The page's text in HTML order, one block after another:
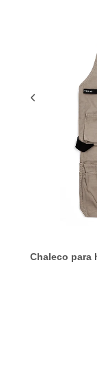
Chaleco para